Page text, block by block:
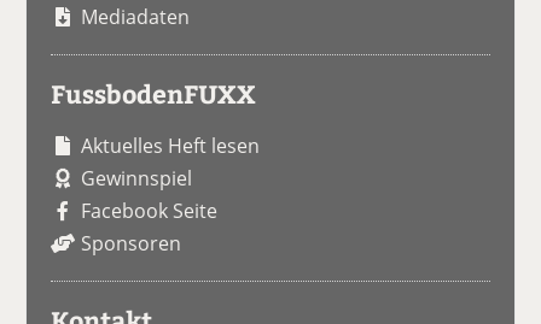
Mediadaten
FussbodenFUXX
Aktuelles Heft lesen
Gewinnspiel
Facebook Seite
Sponsoren